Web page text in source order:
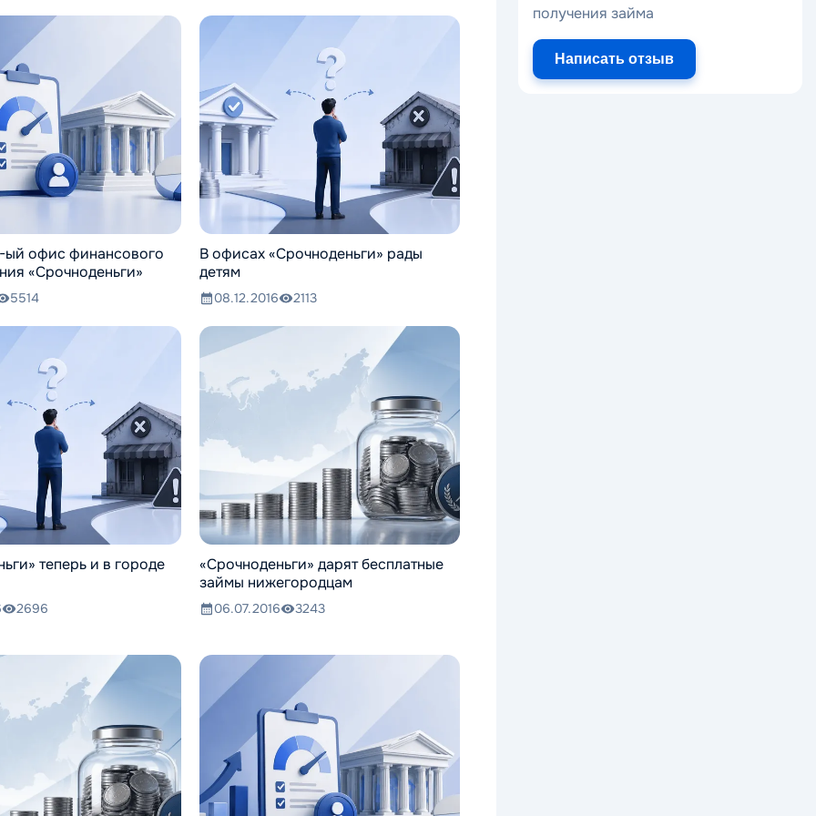
ый офис финансового
«Срочноденьги»
5514
В офисах «Срочноденьги» рады
детям
08.12.2016 2113
теперь и в городе
2696
«Срочноденьги» дарят бесплатные
займы нижегородцам
06.07.2016 3243
получения займа
Написать отзыв